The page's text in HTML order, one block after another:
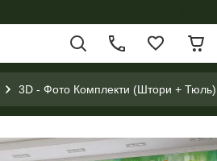
3D - Фото Комплекти (Штори + Тюль)